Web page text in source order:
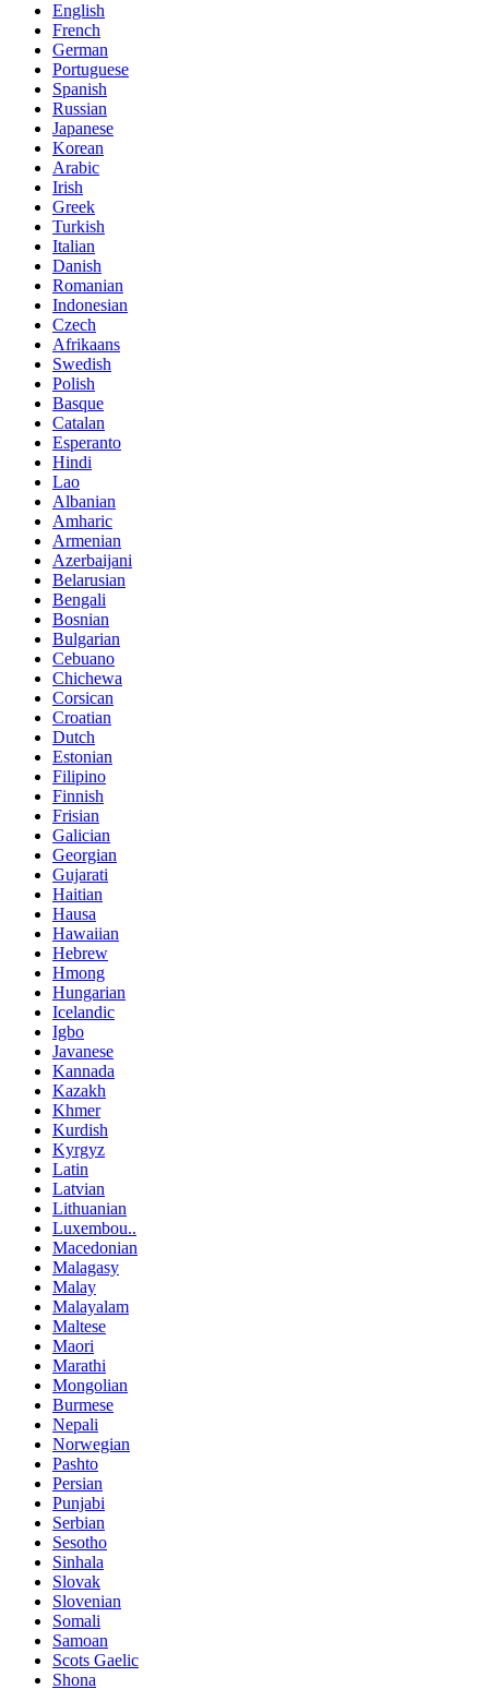
English
French
German
Portuguese
Spanish
Russian
Japanese
Korean
Arabic
Irish
Greek
Turkish
Italian
Danish
Romanian
Indonesian
Czech
Afrikaans
Swedish
Polish
Basque
Catalan
Esperanto
Hindi
Lao
Albanian
Amharic
Armenian
Azerbaijani
Belarusian
Bengali
Bosnian
Bulgarian
Cebuano
Chichewa
Corsican
Croatian
Dutch
Estonian
Filipino
Finnish
Frisian
Galician
Georgian
Gujarati
Haitian
Hausa
Hawaiian
Hebrew
Hmong
Hungarian
Icelandic
Igbo
Javanese
Kannada
Kazakh
Khmer
Kurdish
Kyrgyz
Latin
Latvian
Lithuanian
Luxembou..
Macedonian
Malagasy
Malay
Malayalam
Maltese
Maori
Marathi
Mongolian
Burmese
Nepali
Norwegian
Pashto
Persian
Punjabi
Serbian
Sesotho
Sinhala
Slovak
Slovenian
Somali
Samoan
Scots Gaelic
Shona